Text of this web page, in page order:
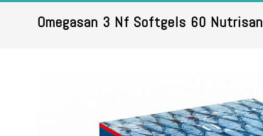
Omegasan 3 Nf Softgels 60 Nutrisan